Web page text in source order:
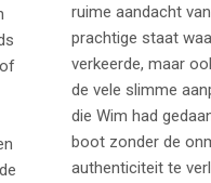
ruime aandacht
prachtige staat
verkeerde, maar
de vele slimme
die Wim had
boot zonder de
authenticiteit te